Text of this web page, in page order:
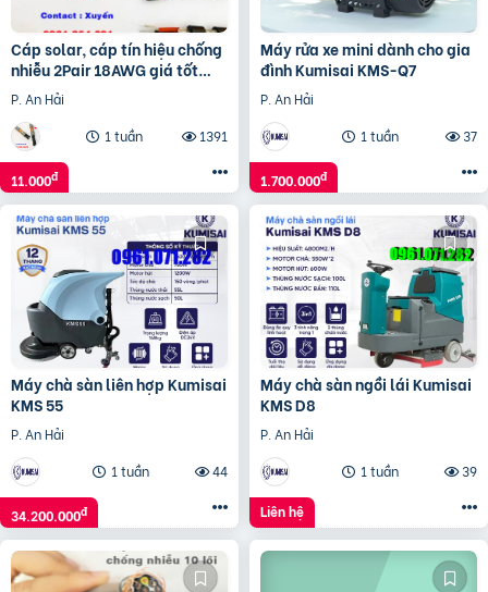
Cáp solar, cáp tín hiệu chống
nhiễu 2Pair 18AWG giá tốt
hãng Altek Kabel
P. An Hải
1 tuần
1391
11.000đ
Máy rửa xe mini dành cho gia
đình Kumisai KMS-Q7
P. An Hải
1 tuần
37
1.700.000đ
Máy chà sàn liên hợp Kumisai
KMS 55
P. An Hải
1 tuần
44
34.200.000đ
Máy chà sàn ngồi lái Kumisai
KMS D8
P. An Hải
1 tuần
39
Liên hệ